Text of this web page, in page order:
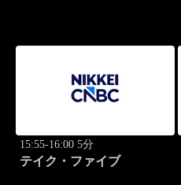
15:55-16:00 5分
テイク・ファイブ